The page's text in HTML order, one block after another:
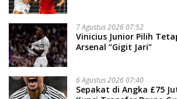
7 Agustus 2026 07:52
Vinicius Junior Pilih
Arsenal “Gigit Jari”
6 Agustus 2026 07:40
Sepakat di Angka £75